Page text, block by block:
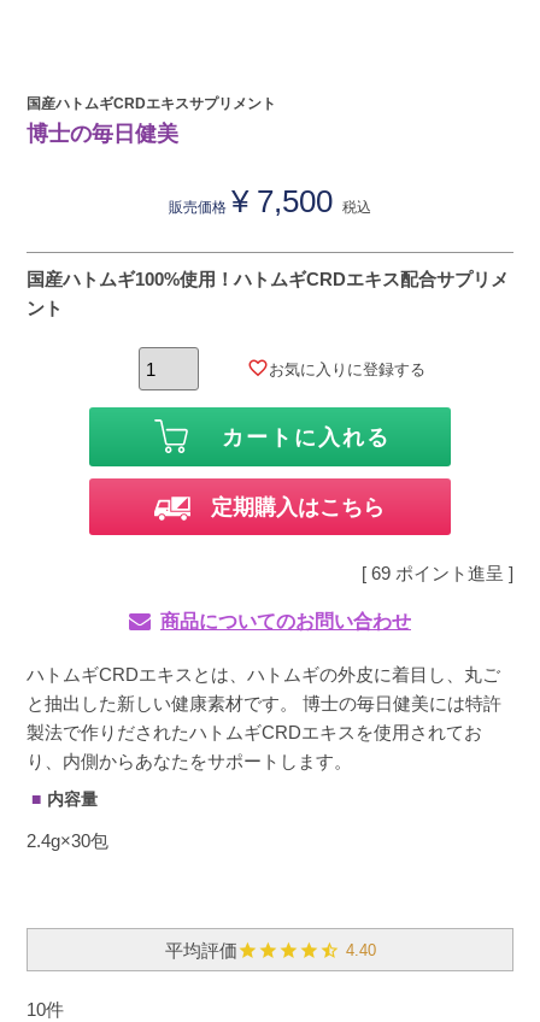
国産ハトムギCRDエキスサプリメント
博士の毎日健美
販売価格 ¥ 7,500 税込
国産ハトムギ100%使用！ハトムギCRDエキス配合サプリメ
ント
お気に入りに登録する
カートに入れる
定期購入はこちら
[ 69 ポイント進呈 ]
商品についてのお問い合わせ
ハトムギCRDエキスとは、ハトムギの外皮に着目し、丸ご
と抽出した新しい健康素材です。 博士の毎日健美には特許
製法で作りだされたハトムギCRDエキスを使用されてお
り、内側からあなたをサポートします。
内容量
2.4g×30包
4.40
10